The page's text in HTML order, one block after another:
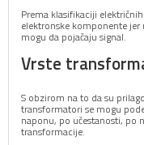
Prema klasifikaciji
elektronske komponente
mogu da pojačaju signal.
Vrste
S obzirom na to da su
transformatori se mogu
naponu, po učestanosti, po
transformacije.